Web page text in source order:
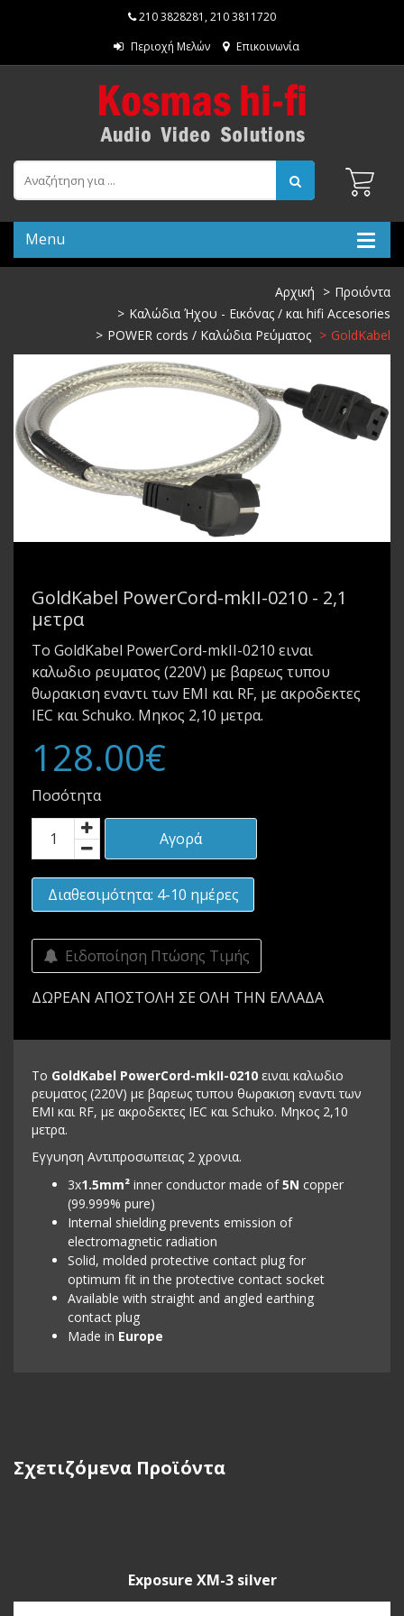
210 3828281 ,210 3811720
Περιοχή Μελών
Επικοινωνία
Menu
Αρχική
Προιόντα
Καλώδια Ήχου - Εικόνας / και hifi Accesories
POWER cords / Καλώδια Ρεύματος
GoldKabel
GoldKabel PowerCord-mkII-0210 - 2,1
μετρα
Το GoldKabel PowerCord-mkII-0210 ειναι
καλωδιο ρευματος (220V) με βαρεως τυπου
θωρακιση εναντι των EMI και RF, με ακροδεκτες
IEC και Schuko. Μηκος 2,10 μετρα.
128.00€
Ποσότητα
Αγορά
Διαθεσιμότητα: 4-10 ημέρες
Ειδοποίηση Πτώσης Τιμής
ΔΩΡΕΑΝ ΑΠΟΣΤΟΛΗ ΣΕ ΟΛΗ ΤΗΝ ΕΛΛΑΔΑ
Το GoldKabel PowerCord-mkII-0210 ειναι καλωδιο
ρευματος (220V) με βαρεως τυπου θωρακιση εναντι των
EMI και RF, με ακροδεκτες IEC και Schuko. Μηκος 2,10
μετρα.
Εγγυηση Αντιπροσωπειας 2 χρονια.
3x1.5mm² inner conductor made of5N copper
(99.999% pure)
Internal shielding prevents emission of
electromagnetic radiation
Solid, molded protective contact plug for
optimum fit in the protective contact socket
Available with straight and angled earthing
contact plug
Made in Europe
Σχετιζόμενα Προϊόντα
Exposure XM-3 silver